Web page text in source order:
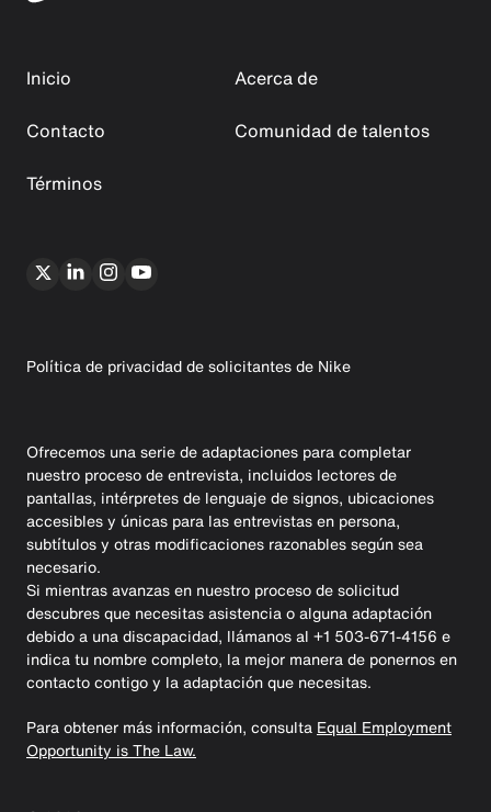
Inicio
Acerca de
Contacto
Comunidad de talentos
Términos
Política de privacidad de solicitantes de Nike
Ofrecemos una serie de adaptaciones para completar
nuestro proceso de entrevista, incluidos lectores de
pantallas, intérpretes de lenguaje de signos, ubicaciones
accesibles y únicas para las entrevistas en persona,
subtítulos y otras modificaciones razonables según sea
necesario.
Si mientras avanzas en nuestro proceso de solicitud
descubres que necesitas asistencia o alguna adaptación
debido a una discapacidad, llámanos al +1 503-671-4156 e
indica tu nombre completo, la mejor manera de ponernos en
contacto contigo y la adaptación que necesitas.
Para obtener más información, consulta Equal Employment
Opportunity is The Law.